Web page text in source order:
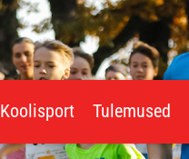
Koolisport Tulemused